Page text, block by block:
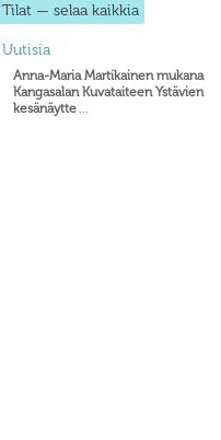
Tilat — selaa kaikkia
Uutisia
Anna-Maria Martikainen mukana
Kangasalan Kuvataiteen Ystävien
kesänäytte...